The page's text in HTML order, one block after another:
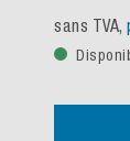
sans TVA,